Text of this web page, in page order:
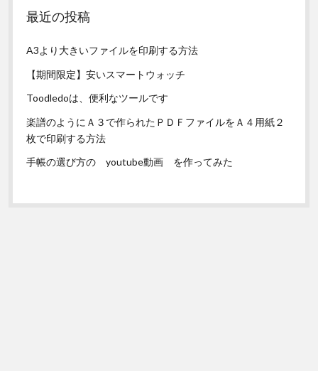
最近の投稿
A3より大きいファイルを印刷する方法
【期間限定】安いスマートウォッチ
Toodledoは、便利なツールです
楽譜のようにＡ３で作られたＰＤＦファイルをＡ４用紙２
枚で印刷する方法
手帳の選び方の youtube動画 を作ってみた